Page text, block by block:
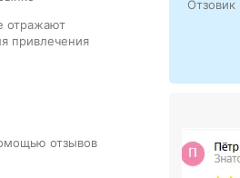
отражают
привлечения
Отзовик
отзывов